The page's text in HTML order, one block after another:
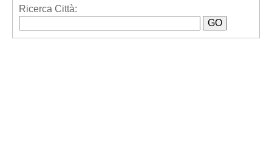
Ricerca Città: